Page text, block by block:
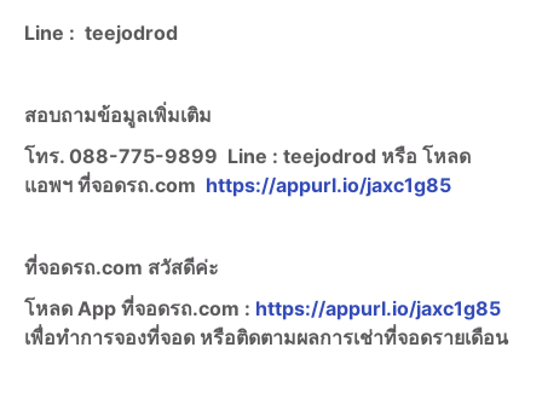
Line : teejodrod
สอบถามข้อมูลเพิ่มเติม
โทร. 088-775-9899 Line : teejodrod หรือ โหลด
แอพฯ ที่จอดรถ.com https://appurl.io/jaxc1g85
ที่จอดรถ.com สวัสดีค่ะ
โหลด App ที่จอดรถ.com : https://appurl.io/jaxc1g85
เพื่อทำการจองที่จอด หรือติดตามผลการเช่าที่จอดรายเดือน